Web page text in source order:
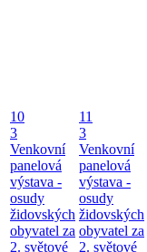
10
3
Venkovní
panelová
výstava -
osudy
židovských
obyvatel za
2. světové
11
3
Venkovní
panelová
výstava -
osudy
židovských
obyvatel za
2. světové